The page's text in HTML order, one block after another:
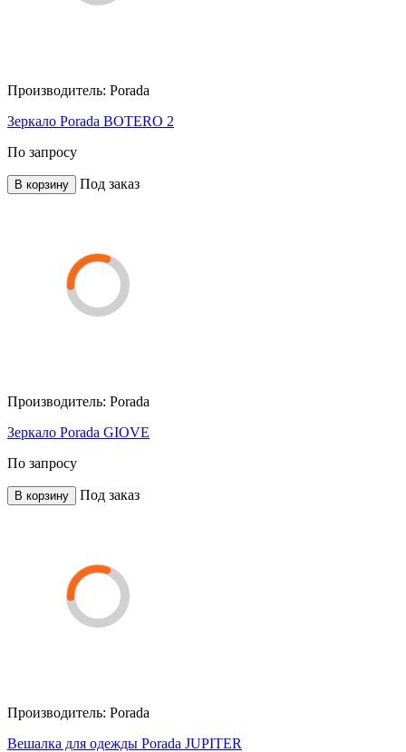
Производитель: Porada
Зеркало Porada BOTERO 2
По запросу
В корзину Под заказ
Производитель: Porada
Зеркало Porada GIOVE
По запросу
В корзину Под заказ
Производитель: Porada
Вешалка для одежды Porada JUPITER